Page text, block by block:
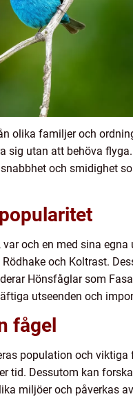
olika familjer och
utan att behöva
och smidighet
och en med sina
och Koltrast.
Hönsfåglar som
utseenden och
fågel
population och viktiga
tid. Dessutom kan
miljöer och påverkas